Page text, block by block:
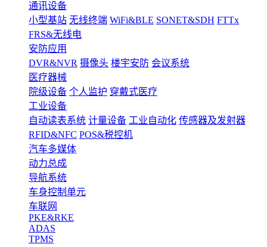
通讯设备
小型基站 无线终端 WiFi&BLE SONET&SDH FTTx
FRS&无线电
安防应用
DVR&NVR 摄像头 楼宇安防 会议系统
医疗器械
院级设备 个人监护 穿戴式医疗
工业设备
自动读表系统 计量设备 工业自动化 传感器及发射器
RFID&NFC POS&税控机
汽车多媒体
动力总成
导航系统
车身控制单元
车联网
PKE&RKE
ADAS
TPMS